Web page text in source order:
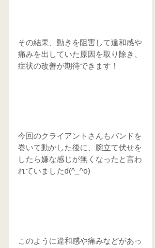
その結果、動きを阻害して違和感や
痛みを出していた原因を取り除き、
症状の改善が期待できます！
今回のクライアントさんもバンドを
巻いて動かした後に、腕立て伏せを
したら嫌な感じが無くなったと言わ
れていましたd(^_^o)
このように違和感や痛みなどがあっ